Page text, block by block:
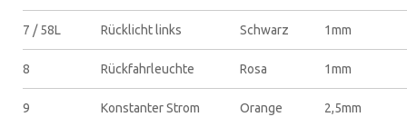
7 / 58L Rücklicht links Schwarz 1mm
8 Rückfahrleuchte Rosa 1mm
9 Konstanter Strom Orange 2,5mm